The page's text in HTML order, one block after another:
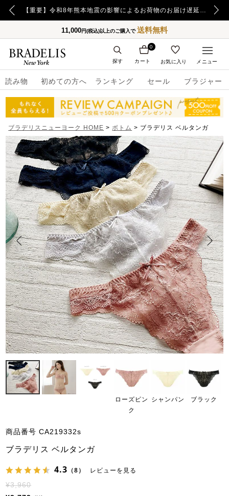
【重要】日本郵便の障害による配送への影響についてのお詫び 【重要】令和8年熊本地震の影響によるお荷物のお届け遅延について
11,000円(税込)以上のご購入で送料無料
読み物 初めての方へ ランキング セール ブラジャー
カート
0
お気に入り
探す メニュー
ブラデリスニューヨーク HOME ボトム ブラデリス ベルタンガ
ローズピン
ク
シャンパン ブラック
商品番号 CA219332s
ブラデリス ベルタンガ
4.3 （8） レビューを見る
¥3,960